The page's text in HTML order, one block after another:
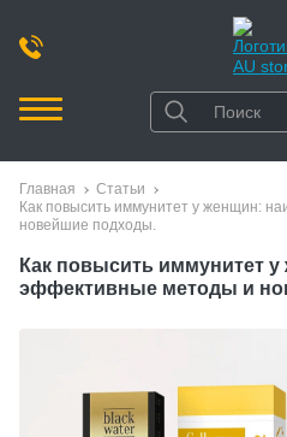
Главная
Статьи
Как повысить иммунитет у женщин:
новейшие подходы.
Как повысить иммунитет
эффективные методы и